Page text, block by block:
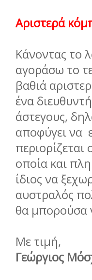
Αριστερά
Κάνοντας το
αγοράσω το
βαθιά
ένα
άστεγους,
αποφύγει να
οποία και
ίδιος να
αυστραλός
θα µπορούσα
Με τιµή,
Γεώργιος